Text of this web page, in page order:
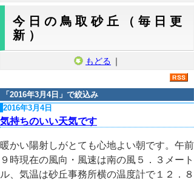
今日の鳥取砂丘（毎日更
新）
もどる ｜
「 2016年3月4日 」で絞込み
2016年3月4日
気持ちのいい天気です
暖かい陽射しがとても心地よい朝です。午前
９時現在の風向・風速は南の風５．３メート
ル、気温は砂丘事務所横の温度計で１２．８